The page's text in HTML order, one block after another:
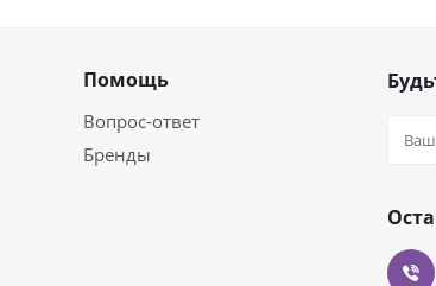
Помощь
Вопрос-ответ
Бренды